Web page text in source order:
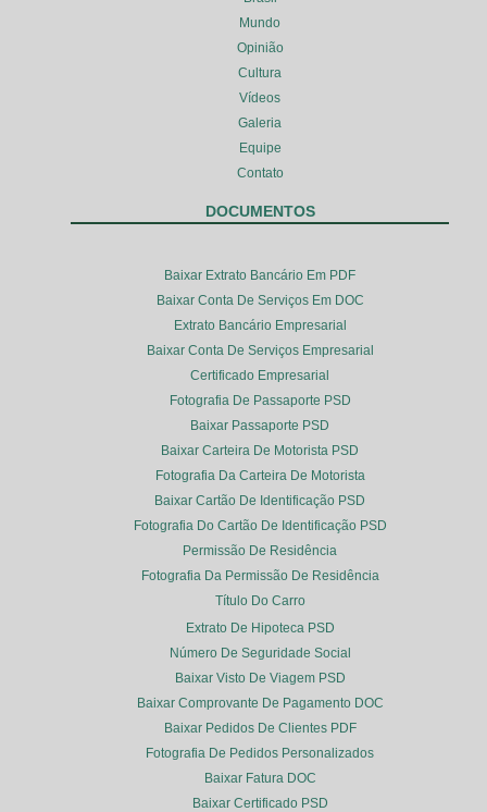
Mundo
Opinião
Cultura
Vídeos
Galeria
Equipe
Contato
DOCUMENTOS
Baixar Extrato Bancário Em PDF
Baixar Conta De Serviços Em DOC
Extrato Bancário Empresarial
Baixar Conta De Serviços Empresarial
Certificado Empresarial
Fotografia De Passaporte PSD
Baixar Passaporte PSD
Baixar Carteira De Motorista PSD
Fotografia Da Carteira De Motorista
Baixar Cartão De Identificação PSD
Fotografia Do Cartão De Identificação PSD
Permissão De Residência
Fotografia Da Permissão De Residência
Título Do Carro
Extrato De Hipoteca PSD
Número De Seguridade Social
Baixar Visto De Viagem PSD
Baixar Comprovante De Pagamento DOC
Baixar Pedidos De Clientes PDF
Fotografia De Pedidos Personalizados
Baixar Fatura DOC
Baixar Certificado PSD